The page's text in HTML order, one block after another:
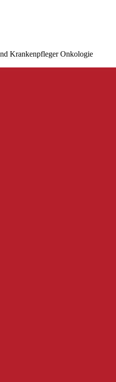
Krankenpfleger Onkologie